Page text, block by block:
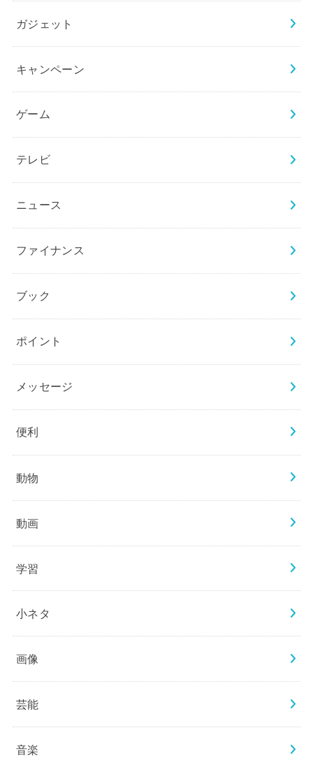
ガジェット
キャンペーン
ゲーム
テレビ
ニュース
ファイナンス
ブック
ポイント
メッセージ
便利
動物
動画
学習
小ネタ
画像
芸能
音楽